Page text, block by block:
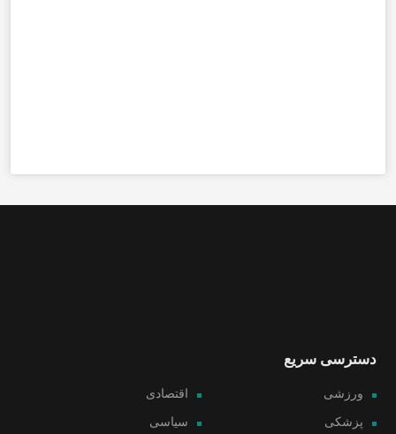
دسترسی سریع
ورزشی اقتصادی
پزشکی سیاسی